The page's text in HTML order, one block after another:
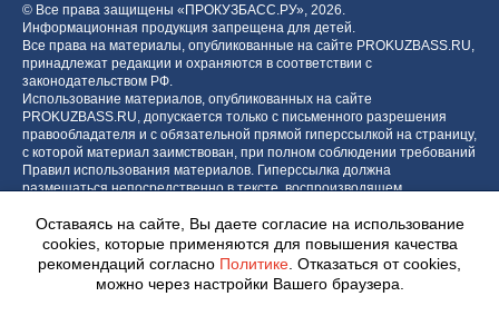
© Все права защищены «ПРОКУЗБАСС.РУ», 2026.
Информационная продукция запрещена для детей.
Все права на материалы, опубликованные на сайте PROKUZBASS.RU,
принадлежат редакции и охраняются в соответствии с
законодательством РФ.
Использование материалов, опубликованных на сайте
PROKUZBASS.RU, допускается только с письменного разрешения
правообладателя и с обязательной прямой гиперссылкой на страницу,
с которой материал заимствован, при полном соблюдении требований
Правил использования материалов. Гиперссылка должна
размещаться непосредственно в тексте, воспроизводящем
блока.
Оставаясь на сайте, Вы даете согласие на использование
cookies, которые применяются для повышения качества
рекомендаций согласно Политике . Отказаться от cookies,
можно через настройки Вашего браузера.